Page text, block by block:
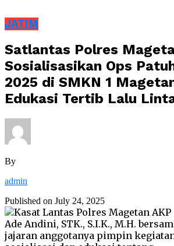
JATIM
Satlantas Polres
Sosialisasikan Ops
2025 di SMKN 1
Edukasi Tertib Lalu
By
admin
Published on July 24, 2025